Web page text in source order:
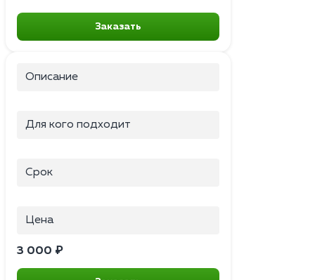
Заказать
Описание
Для кого подходит
Срок
Цена
3 000 ₽